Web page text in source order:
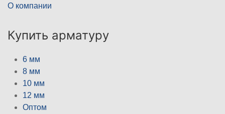
О компании
Купить арматуру
6 мм
8 мм
10 мм
12 мм
Оптом